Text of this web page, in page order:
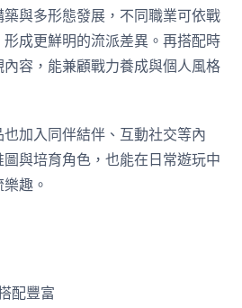
與多形態發展，不同職業可依戰
成更鮮明的流派差異。再搭配時
容，能兼顧戰力養成與個人風格
加入同伴結伴、互動社交等內
與培育角色，也能在日常遊玩中
趣。
配豐富